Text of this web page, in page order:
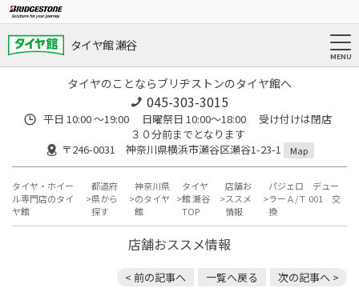
タイヤ館 瀬谷
タイヤのことならブリヂストンのタイヤ館へ
045-303-3015
平日 10:00 ～19:00 日曜祭日 10:00～18:00 受け付けは閉店
３０分前までとなります
〒246-0031 神奈川県横浜市瀬谷区瀬谷1-23-1
Map
タイヤ・ホイー
ル専門店のタイ
ヤ館
都道府
県から
探す
神奈川県
のタイヤ
館
タイヤ
館 瀬谷
TOP
店舗お
ススメ
情報
パジェロ デュー
ラーＡ/Ｔ 001 交
換
店舗おススメ情報
< 前の記事へ 一覧へ戻る 次の記事へ >